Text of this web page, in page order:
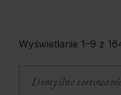
Wyświetlanie 1–9 z
Domyślne